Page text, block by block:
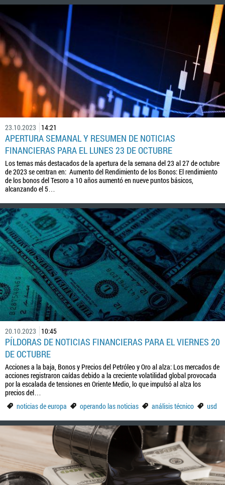
23.10.2023 14:21
APERTURA SEMANAL Y RESUMEN DE NOTICIAS
FINANCIERAS PARA EL LUNES 23 DE OCTUBRE
Los temas más destacados de la apertura de la semana del 23 al 27 de octubre
de 2023 se centran en: Aumento del Rendimiento de los Bonos: El rendimiento
de los bonos del Tesoro a 10 años aumentó en nueve puntos básicos,
alcanzando el 5…
20.10.2023 10:45
PÍLDORAS DE NOTICIAS FINANCIERAS PARA EL VIERNES 20
DE OCTUBRE
Acciones a la baja, Bonos y Precios del Petróleo y Oro al alza: Los mercados de
acciones registraron caídas debido a la creciente volatilidad global provocada
por la escalada de tensiones en Oriente Medio, lo que impulsó al alza los
precios del…
noticias de europa
operando las noticias análisis técnico usd